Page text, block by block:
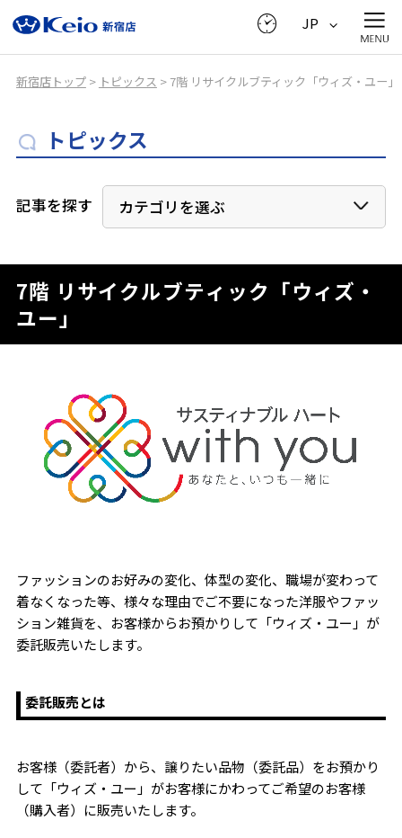
JP
新宿店トップ> トピックス > 7階 リサイクルブティック「ウィズ・ユー」
トピックス
記事を探す カテゴリを選ぶ
7階 リサイクルブティック「ウィズ・
ユー」
ファッションのお好みの変化、体型の変化、職場が変わって
着なくなった等、様々な理由でご不要になった洋服やファッ
ション雑貨を、お客様からお預かりして「ウィズ・ユー」が
委託販売いたします。
委託販売とは
お客様（委託者）から、譲りたい品物（委託品）をお預かり
して「ウィズ・ユー」がお客様にかわってご希望のお客様
（購入者）に販売いたします。